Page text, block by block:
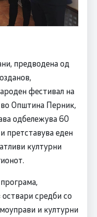
предводена од
фестивал на
во Општина Перник,
одбележува 60
претставува еден
културни
средби со
и културни